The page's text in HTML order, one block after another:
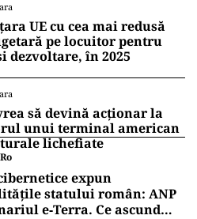
UE cu cea mai redusă
pe locuitor pentru
dezvoltare, în 2025
să devină acționar la
unui terminal american
lichefiate
expun
statului român: ANP
e‑Terra. Ce ascund